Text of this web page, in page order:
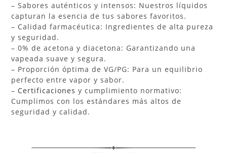
– Sabores auténticos y intensos: Nuestros líquidos
capturan la esencia de tus sabores favoritos.
– Calidad farmacéutica: Ingredientes de alta pureza
y seguridad.
– 0% de acetona y diacetona: Garantizando una
vapeada suave y segura.
– Proporción óptima de VG/PG: Para un equilibrio
perfecto entre vapor y sabor.
– Certificaciones y cumplimiento normativo:
Cumplimos con los estándares más altos de
seguridad y calidad.